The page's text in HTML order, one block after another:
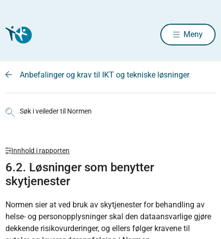
Meny
Anbefalinger og krav til IKT og tekniske løsninger
Søk i veileder til Normen
Innhold i rapporten
6.2. Løsninger som benytter
skytjenester
Normen sier at ved bruk av skytjenester for behandling av
helse- og personopplysninger skal den dataansvarlige gjøre
dekkende risikovurderinger, og ellers følger kravene til